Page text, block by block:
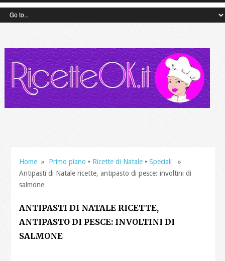
Home » Primo piano • Ricette di Natale •Speciali »
Antipasti di Natale ricette, antipasto di pesce: involtini di
salmone
ANTIPASTI DI NATALE RICETTE,
ANTIPASTO DI PESCE: INVOLTINI DI
SALMONE